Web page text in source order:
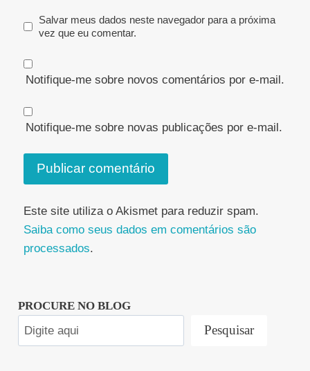
Salvar meus dados neste navegador para a próxima
vez que eu comentar.
Notifique-me sobre novos comentários por e-mail.
Notifique-me sobre novas publicações por e-mail.
Este site utiliza o Akismet para reduzir spam.
Saiba como seus dados em comentários são
processados.
PROCURE NO BLOG
Pesquisar